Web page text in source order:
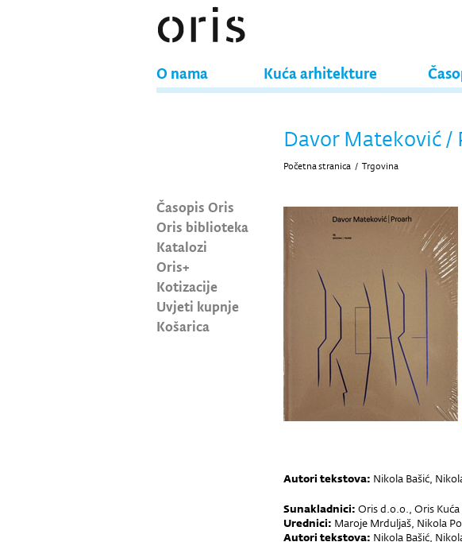
O nama Kuća arhitekture
Časopis Oris
Oris biblioteka
Katalozi
Oris+
Kotizacije
Uvjeti kupnje
Košarica
Davor Mateković /
Početna stranica / Trgovina
Autori tekstova: Nikola Bašić,
Sunakladnici: Oris d.o.o., Oris
Urednici: Maroje Mrduljaš, Nikola
Autori tekstova: Nikola Bašić,